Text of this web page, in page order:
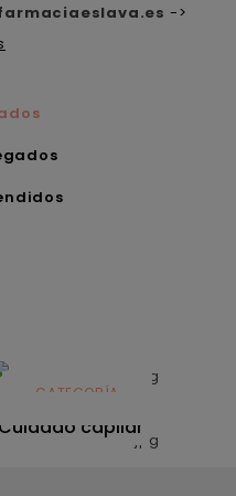
->
CATEGORÍA
Solares
Cuidado capilar